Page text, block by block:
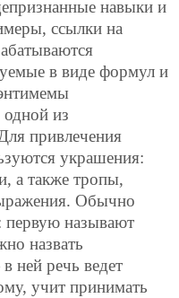
навыки и
ссылки на
в виде формул и
из
привлечения
украшения:
а также тропы,
Обычно
первую называют
назвать
ней речь ведет
учит принимать